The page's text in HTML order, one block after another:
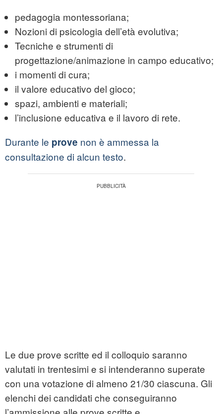
pedagogia montessoriana;
Nozioni di psicologia dell’età evolutiva;
Tecniche e strumenti di
progettazione/animazione in campo educativo;
i momenti di cura;
il valore educativo del gioco;
spazi, ambienti e materiali;
l’inclusione educativa e il lavoro di rete.
Durante le prove non è ammessa la
consultazione di alcun testo.
Le due prove scritte ed il colloquio saranno
valutati in trentesimi e si intenderanno superate
con una votazione di almeno 21/30 ciascuna. Gli
elenchi dei candidati che conseguiranno